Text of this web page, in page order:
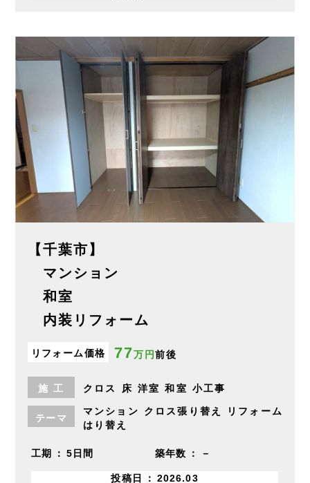
【千葉市】
マンション
和室
内装リフォーム
リフォーム価格 77万円前後
施工 クロス 床 洋室 和室 小工事
テーマ
マンション クロス張り替え
リフォーム
はり替え
工期 5日間 築年数 －
投稿日 2026.03